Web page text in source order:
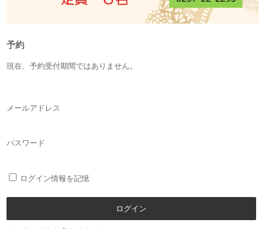
予約
現在、予約受付期間ではありません。
メールアドレス
パスワード
ログイン情報を記憶